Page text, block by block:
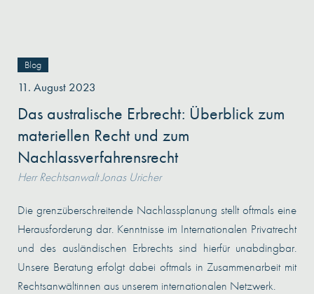
Blog
11. August 2023
Das australische Erbrecht: Überblick zum
materiellen Recht und zum
Nachlassverfahrensrecht
Herr Rechtsanwalt Jonas Uricher
Die grenzüberschreitende Nachlassplanung stellt oftmals eine
Herausforderung dar. Kenntnisse im Internationalen Privatrecht
und des ausländischen Erbrechts sind hierfür unabdingbar.
Unsere Beratung erfolgt dabei oftmals in Zusammenarbeit mit
Rechtsanwältinnen aus unserem internationalen Netzwerk.